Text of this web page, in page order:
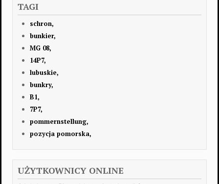
TAGI
schron,
bunkier,
MG 08,
14P7,
lubuskie,
bunkry,
B1,
7P7,
pommernstellung,
pozycja pomorska,
UŻYTKOWNICY ONLINE